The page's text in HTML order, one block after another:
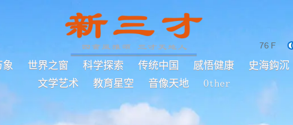
76 F
象 世界之窗 科学探索 传统中国 感悟健康
史海鈎沉
文学艺术
教育星空 音像天地 Other